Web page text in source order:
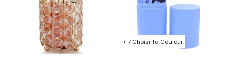
+ 7 Choisi Ta Couleur